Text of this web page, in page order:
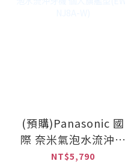
(預購)Panasonic 國
際 奈米氣泡水流沖牙
機 個人旗艦型(EW-
NT$5,790